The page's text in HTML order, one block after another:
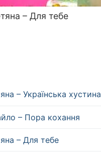
– Для тебе
– Українська хустина
– Пора кохання
– Для тебе